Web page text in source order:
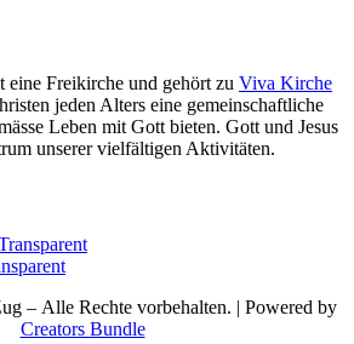
Freikirche und gehört zu Viva Kirche
jeden Alters eine gemeinschaftliche
Leben mit Gott bieten. Gott und Jesus
unserer vielfältigen Aktivitäten.
– Alle Rechte vorbehalten. | Powered by
Creators Bundle